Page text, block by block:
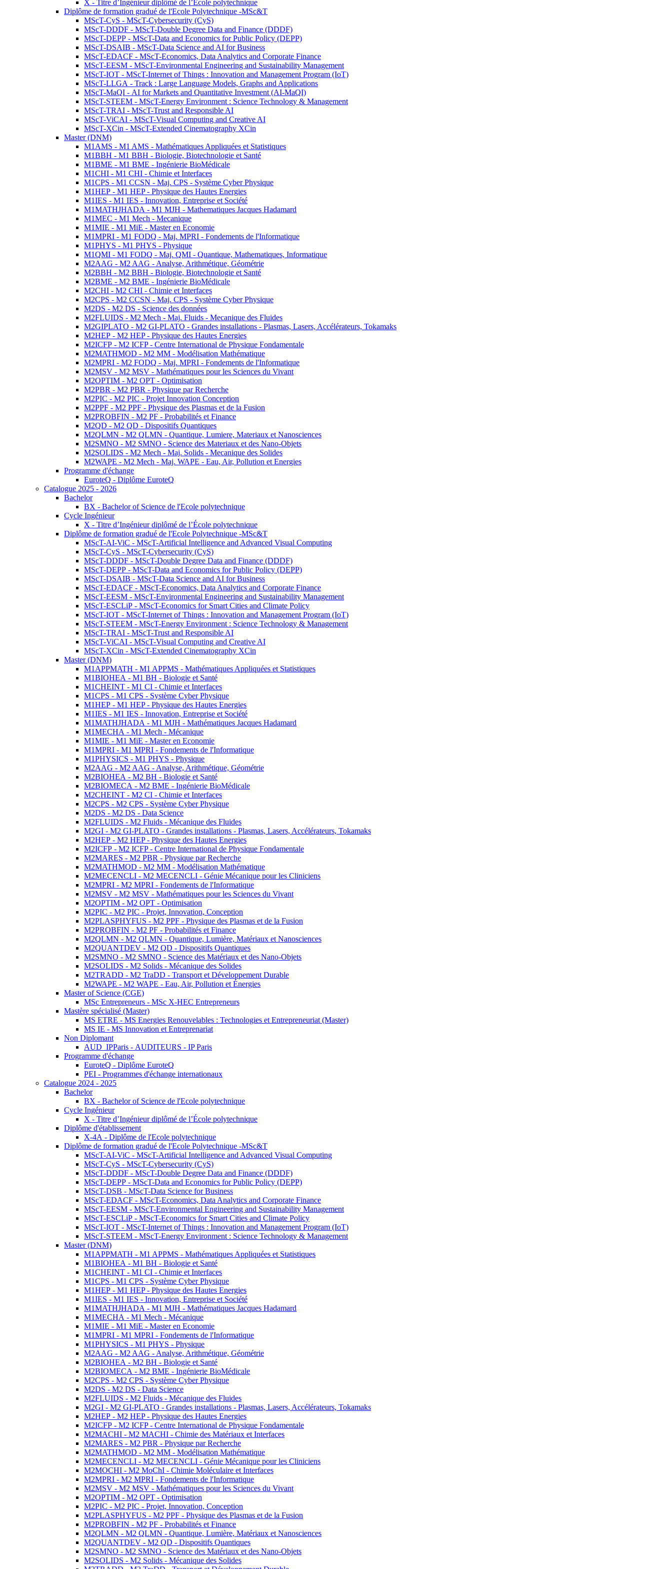
X - Titre d’Ingénieur diplômé de l’École polytechnique
Diplôme de formation gradué de l'Ecole Polytechnique -MSc&T
MScT-CyS - MScT-Cybersecurity (CyS)
MScT-DDDF - MScT-Double Degree Data and Finance (DDDF)
MScT-DEPP - MScT-Data and Economics for Public Policy (DEPP)
MScT-DSAIB - MScT-Data Science and AI for Business
MScT-EDACF - MScT-Economics, Data Analytics and Corporate Finance
MScT-EESM - MScT-Environmental Engineering and Sustainability Management
MScT-IOT - MScT-Internet of Things : Innovation and Management Program (IoT)
MScT-LLGA - Track : Large Language Models, Graphs and Applications
MScT-MaQI - AI for Markets and Quantitative Investment (AI-MaQI)
MScT-STEEM - MScT-Energy Environment : Science Technology & Management
MScT-TRAI - MScT-Trust and Responsible AI
MScT-ViCAI - MScT-Visual Computing and Creative AI
MScT-XCin - MScT-Extended Cinematography XCin
Master (DNM)
M1AMS - M1 AMS - Mathématiques Appliquées et Statistiques
M1BBH - M1 BBH - Biologie, Biotechnologie et Santé
M1BME - M1 BME - Ingénierie BioMédicale
M1CHI - M1 CHI - Chimie et Interfaces
M1CPS - M1 CCSN - Maj. CPS - Système Cyber Physique
M1HEP - M1 HEP - Physique des Hautes Energies
M1IES - M1 IES - Innovation, Entreprise et Société
M1MATHJHADA - M1 MJH - Mathematiques Jacques Hadamard
M1MEC - M1 Mech - Mecanique
M1MIE - M1 MiE - Master en Economie
M1MPRI - M1 FODQ - Maj. MPRI - Fondements de l'Informatique
M1PHYS - M1 PHYS - Physique
M1QMI - M1 FODQ - Maj. QMI - Quantique, Mathematiques, Informatique
M2AAG - M2 AAG - Analyse, Arithmétique, Géométrie
M2BBH - M2 BBH - Biologie, Biotechnologie et Santé
M2BME - M2 BME - Ingénierie BioMédicale
M2CHI - M2 CHI - Chimie et Interfaces
M2CPS - M2 CCSN - Maj. CPS - Système Cyber Physique
M2DS - M2 DS - Science des données
M2FLUIDS - M2 Mech - Maj. Fluids - Mecanique des Fluides
M2GIPLATO - M2 GI-PLATO - Grandes installations - Plasmas, Lasers, Accélérateurs, Tokamaks
M2HEP - M2 HEP - Physique des Hautes Energies
M2ICFP - M2 ICFP - Centre International de Physique Fondamentale
M2MATHMOD - M2 MM - Modélisation Mathématique
M2MPRI - M2 FODQ - Maj. MPRI - Fondements de l'Informatique
M2MSV - M2 MSV - Mathématiques pour les Sciences du Vivant
M2OPTIM - M2 OPT - Optimisation
M2PBR - M2 PBR - Physique par Recherche
M2PIC - M2 PIC - Projet Innovation Conception
M2PPF - M2 PPF - Physique des Plasmas et de la Fusion
M2PROBFIN - M2 PF - Probabilités et Finance
M2QD - M2 QD - Dispositifs Quantiques
M2QLMN - M2 QLMN - Quantique, Lumiere, Materiaux et Nanosciences
M2SMNO - M2 SMNO - Science des Materiaux et des Nano-Objets
M2SOLIDS - M2 Mech - Maj. Solids - Mecanique des Solides
M2WAPE - M2 Mech - Maj. WAPE - Eau, Air, Pollution et Energies
Programme d'échange
EuroteQ - Diplôme EuroteQ
Catalogue 2025 - 2026
Bachelor
BX - Bachelor of Science de l'Ecole polytechnique
Cycle Ingénieur
X - Titre d’Ingénieur diplômé de l’École polytechnique
Diplôme de formation gradué de l'Ecole Polytechnique -MSc&T
MScT-AI-ViC - MScT-Artificial Intelligence and Advanced Visual Computing
MScT-CyS - MScT-Cybersecurity (CyS)
MScT-DDDF - MScT-Double Degree Data and Finance (DDDF)
MScT-DEPP - MScT-Data and Economics for Public Policy (DEPP)
MScT-DSAIB - MScT-Data Science and AI for Business
MScT-EDACF - MScT-Economics, Data Analytics and Corporate Finance
MScT-EESM - MScT-Environmental Engineering and Sustainability Management
MScT-ESCLiP - MScT-Economics for Smart Cities and Climate Policy
MScT-IOT - MScT-Internet of Things : Innovation and Management Program (IoT)
MScT-STEEM - MScT-Energy Environment : Science Technology & Management
MScT-TRAI - MScT-Trust and Responsible AI
MScT-ViCAI - MScT-Visual Computing and Creative AI
MScT-XCin - MScT-Extended Cinematography XCin
Master (DNM)
M1APPMATH - M1 APPMS - Mathématiques Appliquées et Statistiques
M1BIOHEA - M1 BH - Biologie et Santé
M1CHEINT - M1 CI - Chimie et Interfaces
M1CPS - M1 CPS - Système Cyber Physique
M1HEP - M1 HEP - Physique des Hautes Energies
M1IES - M1 IES - Innovation, Entreprise et Société
M1MATHJHADA - M1 MJH - Mathématiques Jacques Hadamard
M1MECHA - M1 Mech - Mécanique
M1MIE - M1 MiE - Master en Economie
M1MPRI - M1 MPRI - Fondements de l'Informatique
M1PHYSICS - M1 PHYS - Physique
M2AAG - M2 AAG - Analyse, Arithmétique, Géométrie
M2BIOHEA - M2 BH - Biologie et Santé
M2BIOMECA - M2 BME - Ingénierie BioMédicale
M2CHEINT - M2 CI - Chimie et Interfaces
M2CPS - M2 CPS - Système Cyber Physique
M2DS - M2 DS - Data Science
M2FLUIDS - M2 Fluids - Mécanique des Fluides
M2GI - M2 GI-PLATO - Grandes installations - Plasmas, Lasers, Accélérateurs, Tokamaks
M2HEP - M2 HEP - Physique des Hautes Energies
M2ICFP - M2 ICFP - Centre International de Physique Fondamentale
M2MARES - M2 PBR - Physique par Recherche
M2MATHMOD - M2 MM - Modélisation Mathématique
M2MECENCLI - M2 MECENCLI - Génie Mécanique pour les Cliniciens
M2MPRI - M2 MPRI - Fondements de l'Informatique
M2MSV - M2 MSV - Mathématiques pour les Sciences du Vivant
M2OPTIM - M2 OPT - Optimisation
M2PIC - M2 PIC - Projet, Innovation, Conception
M2PLASPHYFUS - M2 PPF - Physique des Plasmas et de la Fusion
M2PROBFIN - M2 PF - Probabilités et Finance
M2QLMN - M2 QLMN - Quantique, Lumière, Matériaux et Nanosciences
M2QUANTDEV - M2 QD - Dispositifs Quantiques
M2SMNO - M2 SMNO - Science des Matériaux et des Nano-Objets
M2SOLIDS - M2 Solids - Mécanique des Solides
M2TRADD - M2 TraDD - Transport et Développement Durable
M2WAPE - M2 WAPE - Eau, Air, Pollution et Énergies
Master of Science (CGE)
MSc Entrepreneurs - MSc X-HEC Entrepreneurs
Mastère spécialisé (Master)
MS ETRE - MS Energies Renouvelables : Technologies et Entrepreneuriat (Master)
MS IE - MS Innovation et Entreprenariat
Non Diplomant
AUD_IPParis - AUDITEURS - IP Paris
Programme d'échange
EuroteQ - Diplôme EuroteQ
PEI - Programmes d'échange internationaux
Catalogue 2024 - 2025
Bachelor
BX - Bachelor of Science de l'Ecole polytechnique
Cycle Ingénieur
X - Titre d’Ingénieur diplômé de l’École polytechnique
Diplôme d'établissement
X-4A - Diplôme de l'Ecole polytechnique
Diplôme de formation gradué de l'Ecole Polytechnique -MSc&T
MScT-AI-ViC - MScT-Artificial Intelligence and Advanced Visual Computing
MScT-CyS - MScT-Cybersecurity (CyS)
MScT-DDDF - MScT-Double Degree Data and Finance (DDDF)
MScT-DEPP - MScT-Data and Economics for Public Policy (DEPP)
MScT-DSB - MScT-Data Science for Business
MScT-EDACF - MScT-Economics, Data Analytics and Corporate Finance
MScT-EESM - MScT-Environmental Engineering and Sustainability Management
MScT-ESCLiP - MScT-Economics for Smart Cities and Climate Policy
MScT-IOT - MScT-Internet of Things : Innovation and Management Program (IoT)
MScT-STEEM - MScT-Energy Environment : Science Technology & Management
Master (DNM)
M1APPMATH - M1 APPMS - Mathématiques Appliquées et Statistiques
M1BIOHEA - M1 BH - Biologie et Santé
M1CHEINT - M1 CI - Chimie et Interfaces
M1CPS - M1 CPS - Système Cyber Physique
M1HEP - M1 HEP - Physique des Hautes Energies
M1IES - M1 IES - Innovation, Entreprise et Société
M1MATHJHADA - M1 MJH - Mathématiques Jacques Hadamard
M1MECHA - M1 Mech - Mécanique
M1MIE - M1 MiE - Master en Economie
M1MPRI - M1 MPRI - Fondements de l'Informatique
M1PHYSICS - M1 PHYS - Physique
M2AAG - M2 AAG - Analyse, Arithmétique, Géométrie
M2BIOHEA - M2 BH - Biologie et Santé
M2BIOMECA - M2 BME - Ingénierie BioMédicale
M2CPS - M2 CPS - Système Cyber Physique
M2DS - M2 DS - Data Science
M2FLUIDS - M2 Fluids - Mécanique des Fluides
M2GI - M2 GI-PLATO - Grandes installations - Plasmas, Lasers, Accélérateurs, Tokamaks
M2HEP - M2 HEP - Physique des Hautes Energies
M2ICFP - M2 ICFP - Centre International de Physique Fondamentale
M2MACHI - M2 MACHI - Chimie des Matériaux et Interfaces
M2MARES - M2 PBR - Physique par Recherche
M2MATHMOD - M2 MM - Modélisation Mathématique
M2MECENCLI - M2 MECENCLI - Génie Mécanique pour les Cliniciens
M2MOCHI - M2 MoChI - Chimie Moléculaire et Interfaces
M2MPRI - M2 MPRI - Fondements de l'Informatique
M2MSV - M2 MSV - Mathématiques pour les Sciences du Vivant
M2OPTIM - M2 OPT - Optimisation
M2PIC - M2 PIC - Projet, Innovation, Conception
M2PLASPHYFUS - M2 PPF - Physique des Plasmas et de la Fusion
M2PROBFIN - M2 PF - Probabilités et Finance
M2QLMN - M2 QLMN - Quantique, Lumière, Matériaux et Nanosciences
M2QUANTDEV - M2 QD - Dispositifs Quantiques
M2SMNO - M2 SMNO - Science des Matériaux et des Nano-Objets
M2SOLIDS - M2 Solids - Mécanique des Solides